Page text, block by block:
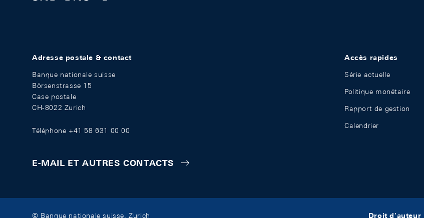
Adresse postale & contact
Banque nationale suisse
Börsenstrasse 15
Case postale
CH-8022 Zurich
Téléphone +41 58 631 00 00
E-MAIL ET AUTRES CONTACTS
Accès rapides
Série actuelle
Politique monétaire
Rapport de gestion
Calendrier
© Banque nationale suisse, Zurich
Droit d'auteur